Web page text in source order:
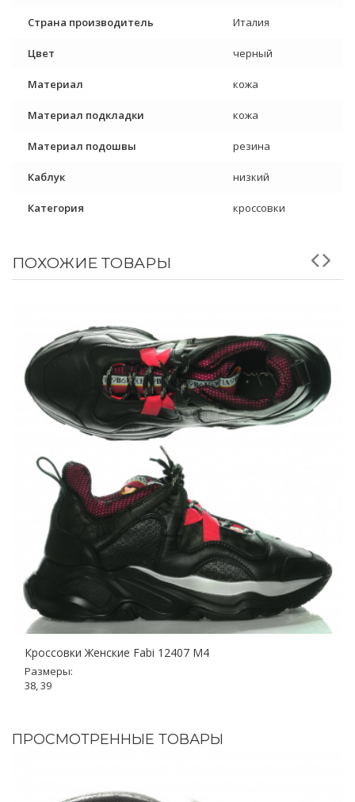
Страна производитель Италия
Цвет черный
Материал кожа
Материал подкладки кожа
Материал подошвы резина
Каблук низкий
Категория кроссовки
ПОХОЖИЕ ТОВАРЫ
Кроссовки Женские Fabi 12407 М4
Размеры:
38, 39
ПРОСМОТРЕННЫЕ ТОВАРЫ